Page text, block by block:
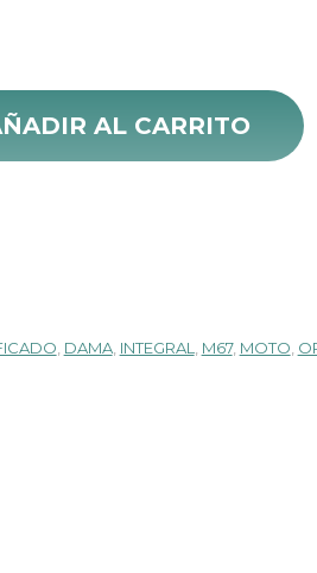
$ 145.000.
Face Gray cantidad
AL CARRITO
DAMA, INTEGRAL M67, MOTO